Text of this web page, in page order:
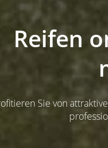
Reifen
Sie von